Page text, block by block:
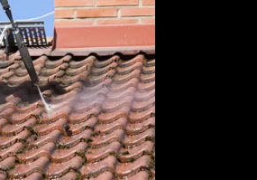
de toiture 73